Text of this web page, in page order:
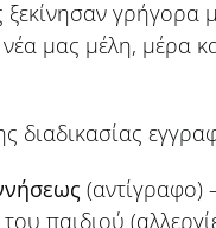
μας μέλη, μέρα
διαδικασίας
(αντίγραφο)
του παιδιού